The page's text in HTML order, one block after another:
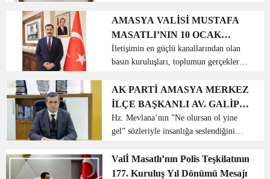
kamu görevini yerine getiren ve zaman
mefhumu tanımadan büyük bir
fedakârlıkla tüm enerjisini hal...
AMASYA VALİSİ MUSTAFA
MASATLI’NIN 10 OCAK
ÇALIŞAN GAZETECİLER
GÜNÜ MESAJI
İletişimin en güçlü kanallarından olan
basın kuruluşları, toplumun gerçekleri
duyurmasının etkili bir aracıdır. Ulusal
basınımızın yanında, Amasya’mızda ve
bölgemizde yaşana...
AK PARTİ AMASYA MERKEZ
İLÇE BAŞKANLI AV. GALİP
UZUN’UN MEVLANA HAFTASI
MESAJI
Hz. Mevlana’nın ”Ne olursan ol yine
gel” sözleriyle insanlığa seslendiğini
ya göründüğün gibi ol” dizelerinde de
nefretten, şiddet...
Valİ Masatlı’nın Polis Teşkilatının
177. Kuruluş Yıl Dönümü Mesajı